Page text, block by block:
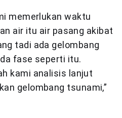
memerlukan waktu
air itu air pasang akibat
tadi ada gelombang
fase seperti itu.
kami analisis lanjut
gelombang tsunami,”